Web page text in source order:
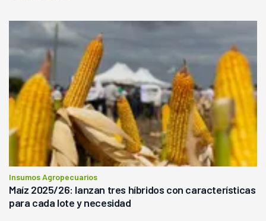
Insumos Agropecuarios
Maíz 2025/26: lanzan tres híbridos con características
para cada lote y necesidad